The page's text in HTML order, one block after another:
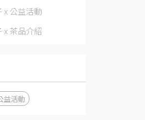
x 公益活動
x 茶品介紹
益活動